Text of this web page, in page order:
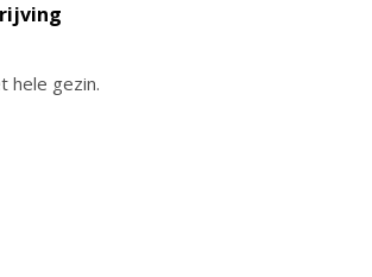
hele gezin.